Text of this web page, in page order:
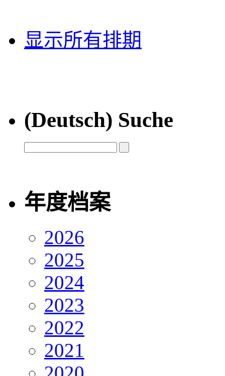
显示所有排期
(Deutsch) Suche
年度档案
2026
2025
2024
2023
2022
2021